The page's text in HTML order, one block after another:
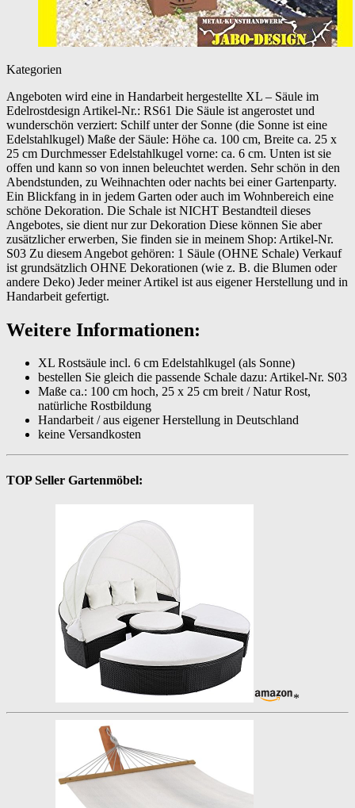
Kategorien
Angeboten wird eine in Handarbeit hergestellte XL – Säule im
Edelrostdesign Artikel-Nr.: RS61 Die Säule ist angerostet und
wunderschön verziert: Schilf unter der Sonne (die Sonne ist eine
Edelstahlkugel) Maße der Säule: Höhe ca. 100 cm, Breite ca. 25 x
25 cm Durchmesser Edelstahlkugel vorne: ca. 6 cm. Unten ist sie
offen und kann so von innen beleuchtet werden. Sehr schön in den
Abendstunden, zu Weihnachten oder nachts bei einer Gartenparty.
Ein Blickfang in in jedem Garten oder auch im Wohnbereich eine
schöne Dekoration. Die Schale ist NICHT Bestandteil dieses
Angebotes, sie dient nur zur Dekoration Diese können Sie aber
zusätzlicher erwerben, Sie finden sie in meinem Shop: Artikel-Nr.
S03 Zu diesem Angebot gehören: 1 Säule (OHNE Schale) Verkauf
ist grundsätzlich OHNE Dekorationen (wie z. B. die Blumen oder
andere Deko) Jeder meiner Artikel ist aus eigener Herstellung und in
Handarbeit gefertigt.
Weitere Informationen:
XL Rostsäule incl. 6 cm Edelstahlkugel (als Sonne)
bestellen Sie gleich die passende Schale dazu: Artikel-Nr. S03
Maße ca.: 100 cm hoch, 25 x 25 cm breit / Natur Rost,
natürliche Rostbildung
Handarbeit / aus eigener Herstellung in Deutschland
keine Versandkosten
TOP Seller Gartenmöbel:
*